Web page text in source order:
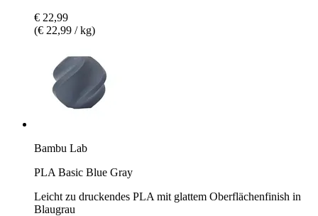
€ 22,99
(€ 22,99 / kg)
Bambu Lab
PLA Basic Blue Gray
Leicht zu druckendes PLA mit glattem Oberflächenfinish in
Blaugrau